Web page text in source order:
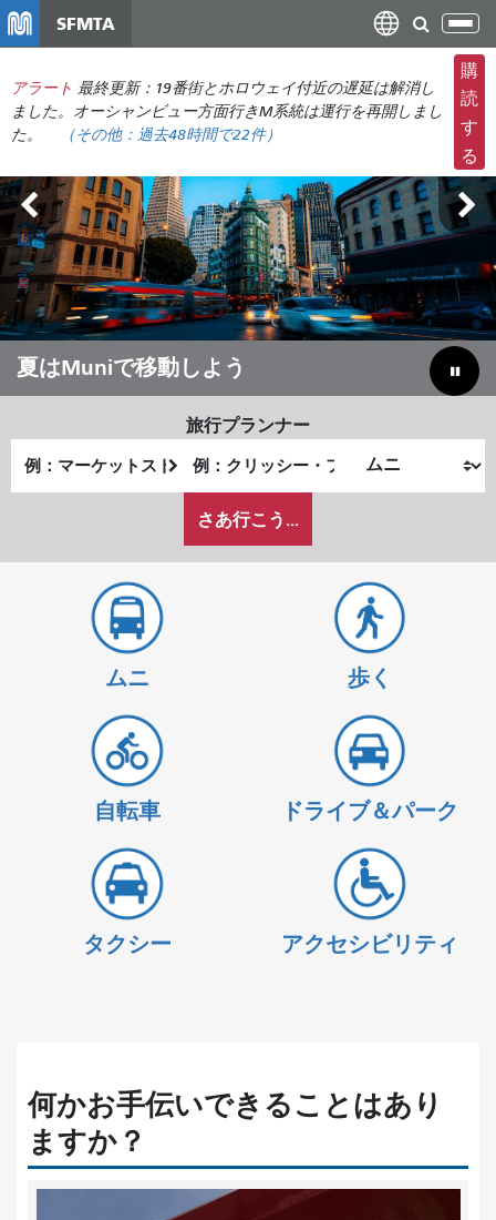
コ
ン
テ
ン
ツ
に
移
動
SFMTA
ナ
ビ
ゲ
ー
シ
ョ
ン
の
り
替
え
アラート 最終更新：19番街とホロウェイ付近の遅延は解消し
ました。オーシャンビュー方面行きM系統は運行を再開しまし
た。
（その他： 過去48時間で22件）
購
読
す
る
アウトサイド・ランズ 8月7日～9日
夏はMuniで移動しよう
予算のギャップを埋めて市を節約する
旅行プランナー
出
発
終
了
が
ど
さあ行こう...
ムニ 歩く
自転車 ドライブ＆パーク
タクシー アクセシビリティ
何かお手伝いできることはあり
ますか？